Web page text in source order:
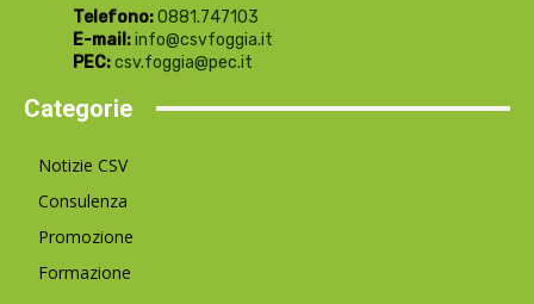
Telefono:0881.747103
E-mail:info@csvfoggia.it
PEC:csv.foggia@pec.it
Categorie
Notizie CSV
Consulenza
Promozione
Formazione